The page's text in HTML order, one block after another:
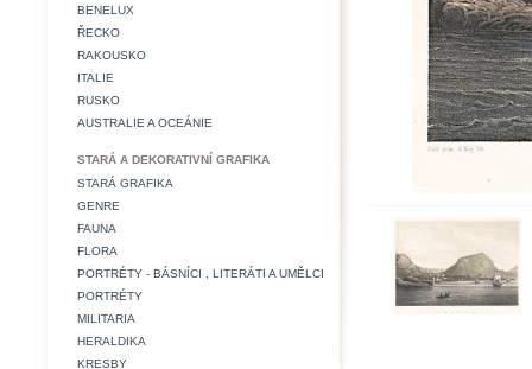
BENELUX
ŘECKO
RAKOUSKO
ITALIE
RUSKO
AUSTRALIE A OCEÁNIE
STARÁ A DEKORATIVNÍ GRAFIKA
STARÁ GRAFIKA
GENRE
FAUNA
FLORA
PORTRÉTY - BÁSNÍCI , LITERÁTI A UMĚLCI
PORTRÉTY
MILITARIA
HERALDIKA
KRESBY